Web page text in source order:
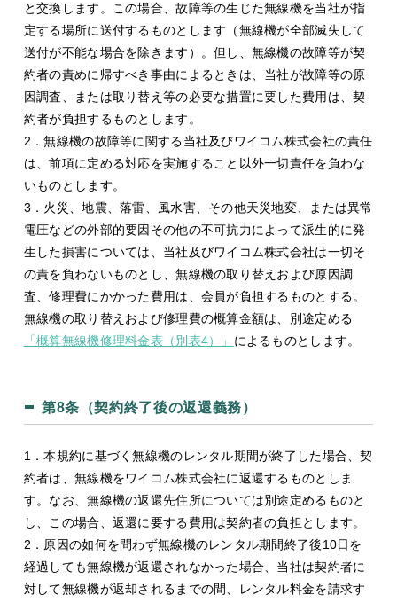
と交換します。この場合、故障等の生じた無線機を当社が指
定する場所に送付するものとします（無線機が全部滅失して
送付が不能な場合を除きます）。但し、無線機の故障等が契
約者の責めに帰すべき事由によるときは、当社が故障等の原
因調査、または取り替え等の必要な措置に要した費用は、契
約者が負担するものとします。
2．無線機の故障等に関する当社及びワイコム株式会社の責任
は、前項に定める対応を実施すること以外一切責任を負わな
いものとします。
3．火災、地震、落雷、風水害、その他天災地変、または異常
電圧などの外部的要因その他の不可抗力によって派生的に発
生した損害については、当社及びワイコム株式会社は一切そ
の責を負わないものとし、無線機の取り替えおよび原因調
査、修理費にかかった費用は、会員が負担するものとする。
無線機の取り替えおよび修理費の概算金額は、別途定める
「概算無線機修理料金表（別表4）」 によるものとします。
第8条（契約終了後の返還義務）
1．本規約に基づく無線機のレンタル期間が終了した場合、契
約者は、無線機をワイコム株式会社に返還するものとしま
す。なお、無線機の返還先住所については別途定めるものと
し、この場合、返還に要する費用は契約者の負担とします。
2．原因の如何を問わず無線機のレンタル期間終了後10日を
経過しても無線機が返還されなかった場合、当社は契約者に
対して無線機が返却されるまでの間、レンタル料金を請求す